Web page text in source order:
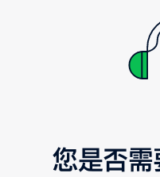
您是否需